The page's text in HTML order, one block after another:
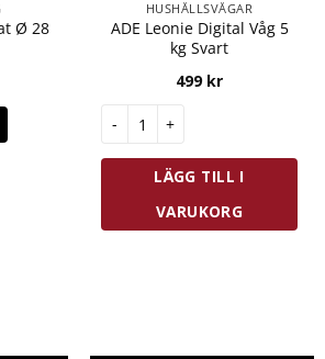
Ø 28
HUSHÅLLSVÅGAR
ADE Leonie Digital Våg 5
kg Svart
499 kr
LÄGG TILL I
VARUKORG